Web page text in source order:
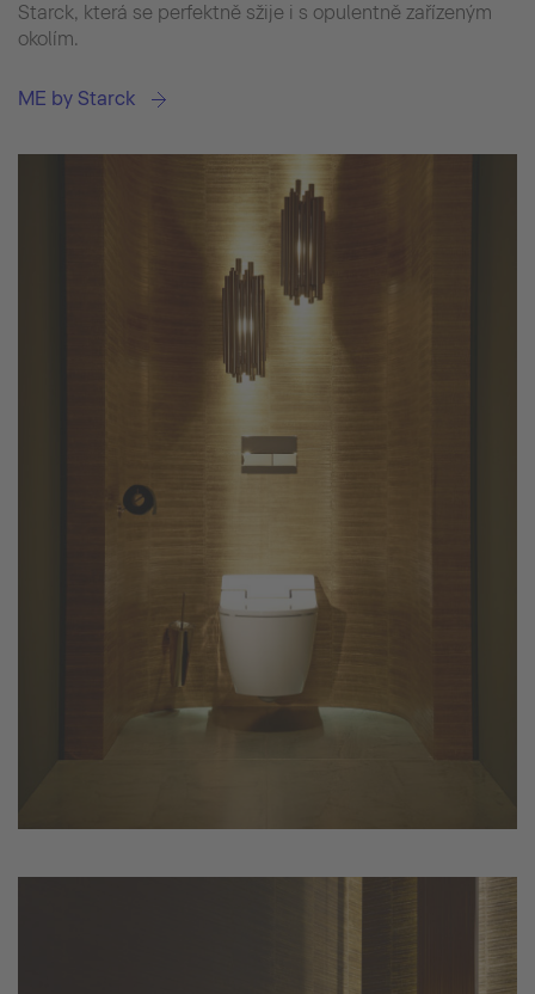
Starck, která se perfektně sžije i s opulentně zařízeným
okolím.
ME by Starck